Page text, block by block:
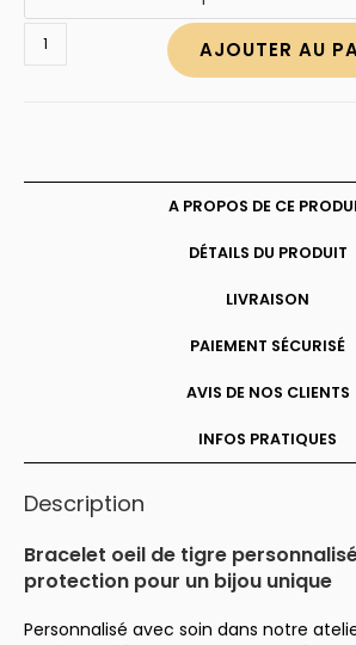
AJOUTER AU
A PROPOS DE CE
DÉTAILS DU PRODUIT
LIVRAISON
PAIEMENT SÉCURISÉ
AVIS DE NOS CLIENTS
INFOS PRATIQUES
Description
Bracelet oeil de tigre
protection pour un bijou unique
Personnalisé avec soin dans notre